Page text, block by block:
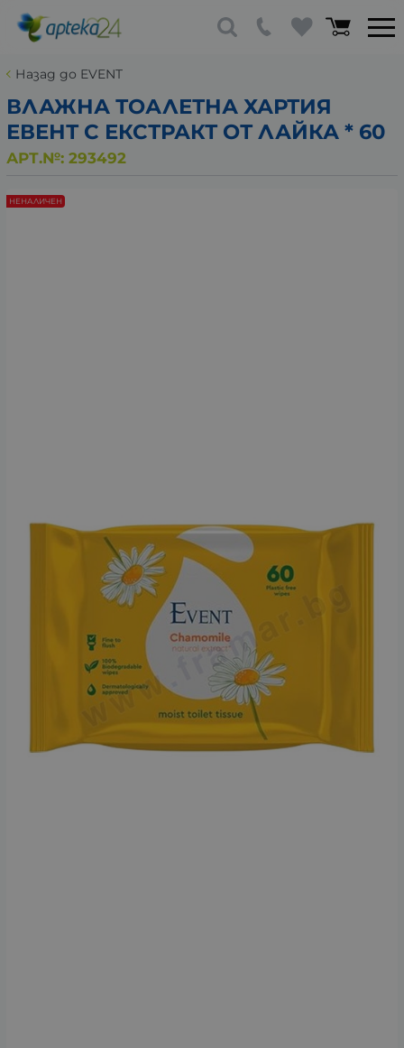
Назад до EVENT
ВЛАЖНА ТОАЛЕТНА ХАРТИЯ
ЕВЕНТ С ЕКСТРАКТ ОТ ЛАЙКА * 60
АРТ.№: 293492
НЕНАЛИЧЕН